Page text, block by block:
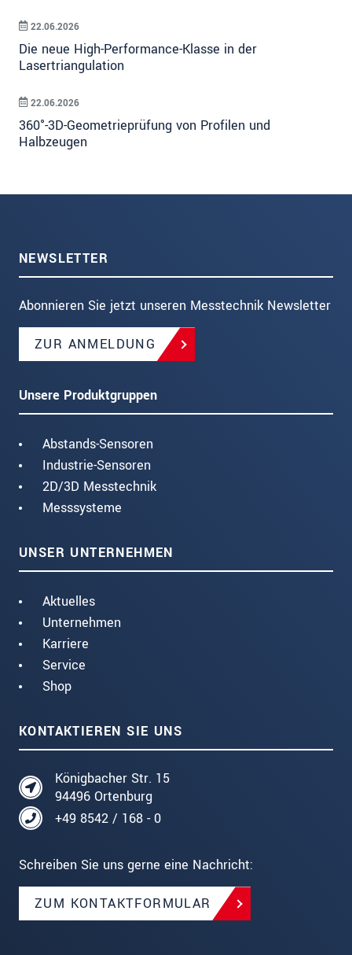
Die neue High-Performance-Klasse in der
Lasertriangulation
22.06.2026
360°-3D-Geometrieprüfung von Profilen und
Halbzeugen
22.06.2026
NEWSLETTER
Abonnieren Sie jetzt unseren Messtechnik Newsletter
ZUR ANMELDUNG
Unsere Produktgruppen
Abstands-Sensoren
Industrie-Sensoren
2D/3D Messtechnik
Messsysteme
UNSER UNTERNEHMEN
Aktuelles
Unternehmen
Karriere
Service
Shop
KONTAKTIEREN SIE UNS
Königbacher Str. 15
94496 Ortenburg
+49 8542 / 168 - 0
Schreiben Sie uns gerne eine Nachricht:
ZUM KONTAKTFORMULAR